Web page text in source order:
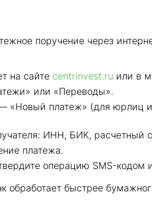
поручение через
на сайте centrinvest.ru или в
или «Переводы».
«Новый платеж» (для юрлиц
ИНН, БИК, расчетный
платежа.
операцию SMS-кодом
обработает быстрее